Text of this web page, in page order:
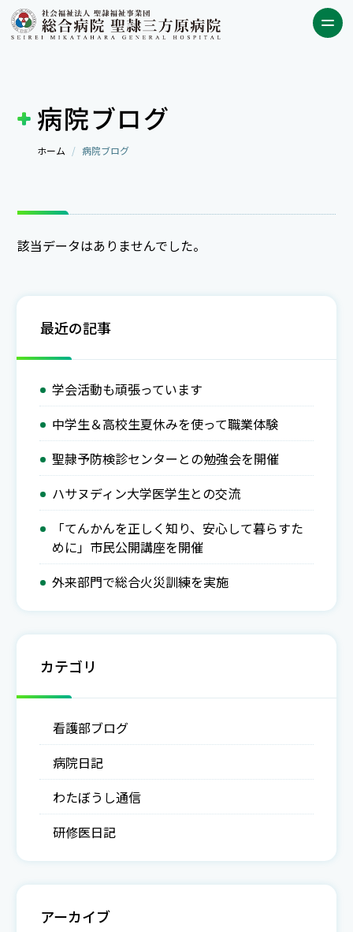
病院ブログ
ホーム 病院ブログ
該当データはありませんでした。
最近の記事
学会活動も頑張っています
中学生＆高校生夏休みを使って職業体験
聖隷予防検診センターとの勉強会を開催
ハサヌディン大学医学生との交流
「てんかんを正しく知り、安心して暮らすた
めに」市民公開講座を開催
外来部門で総合火災訓練を実施
カテゴリ
看護部ブログ
病院日記
わたぼうし通信
研修医日記
アーカイブ